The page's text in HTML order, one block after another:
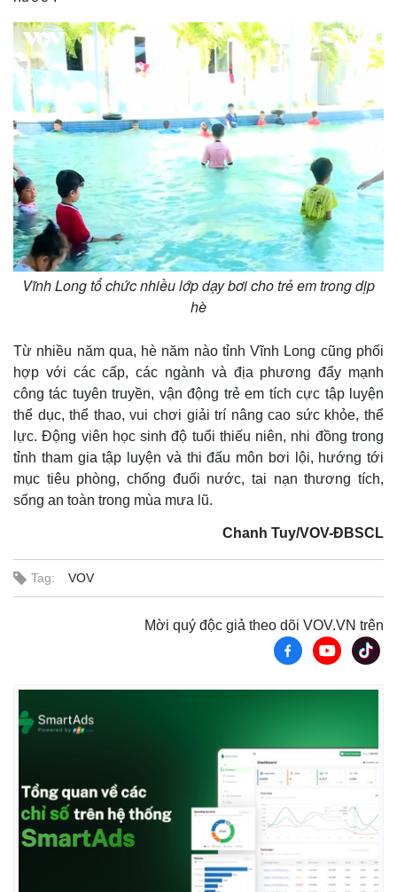
Kinh tế
Bất động sản
Khởi nghiệp
Thị trường
Giá vàng
Tỷ giá
Chứng khoán
Vĩnh Long tổ chức nhiều lớp dạy bơi cho trẻ em trong dịp
hè
Từ nhiều năm qua, hè năm nào tỉnh Vĩnh Long cũng phối
hợp với các cấp, các ngành và địa phương đẩy mạnh
công tác tuyên truyền, vận động trẻ em tích cực tập luyện
thể dục, thể thao, vui chơi giải trí nâng cao sức khỏe, thể
lực. Động viên học sinh độ tuổi thiếu niên, nhi đồng trong
tỉnh tham gia tập luyện và thi đấu môn bơi lội, hướng tới
mục tiêu phòng, chống đuối nước, tai nạn thương tích,
sống an toàn trong mùa mưa lũ.
Chanh Tuy/VOV-ĐBSCL
Tag: VOV
Mời quý độc giả theo dõi VOV.VN trên